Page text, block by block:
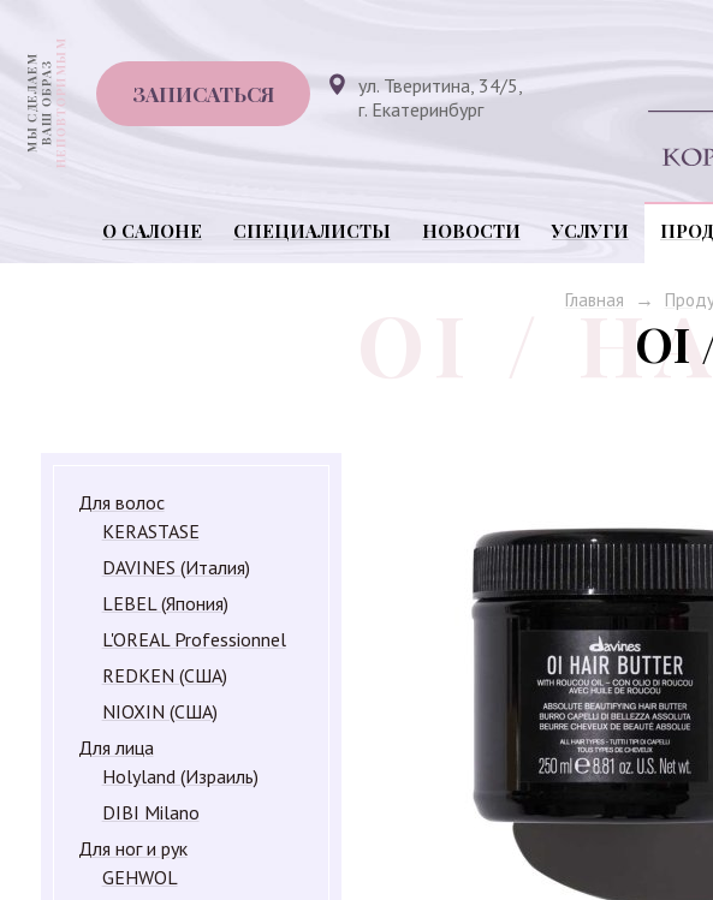
ЗАПИСАТЬСЯ
ул. Тверитина, 34/5,
г. Екатеринбург
О САЛОНЕ СПЕЦИАЛИСТЫ НОВОСТИ УСЛУГИ
Главная →
OI
Для волос
KERASTASE
DAVINES (Италия)
LEBEL (Япония)
L'OREAL Professionnel
REDKEN (США)
NIOXIN (США)
Для лица
Holyland (Израиль)
DIBI Milano
Для ног и рук
GEHWOL